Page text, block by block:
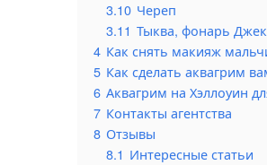
3.10 Череп
3.11 Тыква, фонарь
4 Как снять макияж
5 Как сделать аквагрим
6 Аквагрим на Хэллоуин
7 Контакты агентства
8 Отзывы
8.1 Интересные статьи